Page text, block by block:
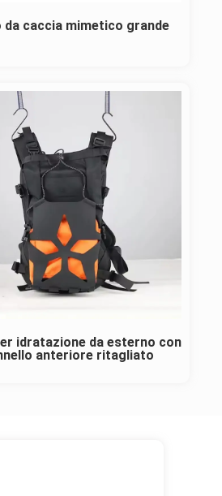
da caccia mimetico grande
idratazione da esterno con
anteriore ritagliato